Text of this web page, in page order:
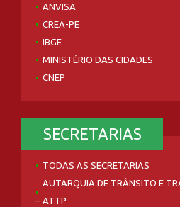
ANVISA
CREA-PE
IBGE
MINISTÉRIO DAS CIDADES
CNEP
SECRETARIAS
TODAS AS SECRETARIAS
AUTARQUIA DE TRÂNSITO E
– ATTP